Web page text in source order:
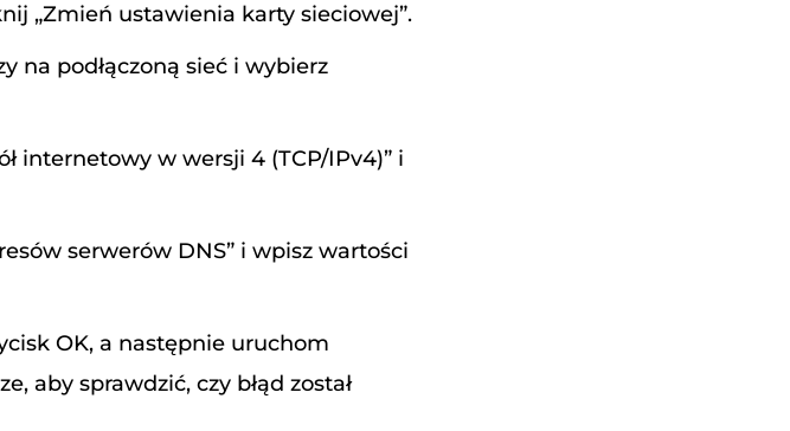
„Zmień ustawienia karty sieciowej”.
na podłączoną sieć i wybierz
internetowy w wersji 4 (TCP/IPv4)” i
serwerów DNS” i wpisz wartości
OK, a następnie uruchom
aby sprawdzić, czy błąd został